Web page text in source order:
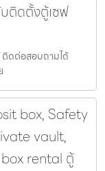
ติดตั้งตู้เซฟ
ติดต่อสอบถามได้
box, Safety
vault,
rental ตู้